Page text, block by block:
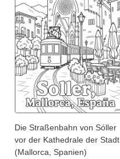
Die Straßenbahn von Sóller
vor der Kathedrale der Stadt
(Mallorca, Spanien)